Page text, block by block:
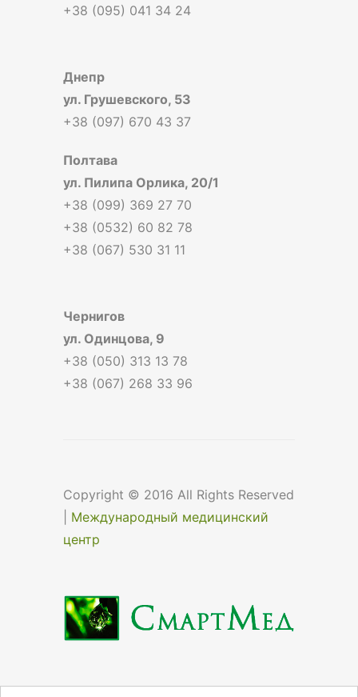
+38 (095) 041 34 24
Днепр
ул. Грушевского, 53
+38 (097) 670 43 37
Полтава
ул. Пилипа Орлика, 20/1
+38 (099) 369 27 70
+38 (0532) 60 82 78
+38 (067) 530 31 11
Чернигов
ул. Одинцова, 9
+38 (050) 313 13 78
+38 (067) 268 33 96
Copyright © 2016 All Rights Reserved
Международный медицинский
центр